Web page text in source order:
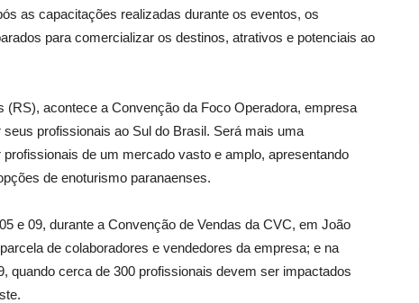
as capacitações realizadas durante os eventos, os
para comercializar os destinos, atrativos e potenciais ao
(RS), acontece a Convenção da Foco Operadora, empresa
profissionais ao Sul do Brasil. Será mais uma
de um mercado vasto e amplo, apresentando
de enoturismo paranaenses.
e 09, durante a Convenção de Vendas da CVC, em João
de colaboradores e vendedores da empresa; e na
quando cerca de 300 profissionais devem ser impactados